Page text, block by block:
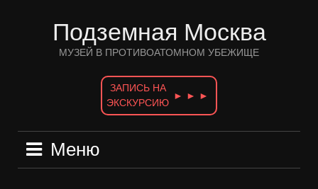
Подземная Москва
МУЗЕЙ В ПРОТИВОАТОМНОМ УБЕЖИЩЕ
ЗАПИСЬ НА
ЭКСКУРСИЮ
► ► ►
Меню